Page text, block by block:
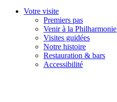
Votre visite
Premiers pas
Venir à la Philharmonie
Visites guidées
Notre histoire
Restauration & bars
Accessibilité